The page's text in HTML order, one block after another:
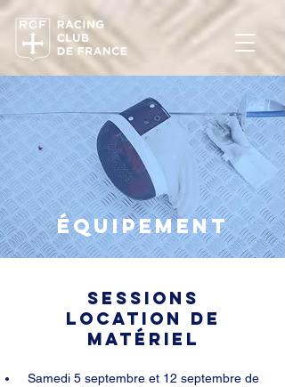
ÉQUIPEMENT
sessions
location de
matériel
Samedi 5 septembre et 12 septembre de